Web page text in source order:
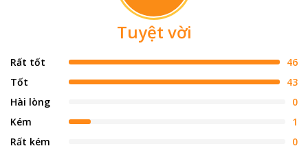
Tuyệt vời
Rất tốt
46
Tốt
43
Hài lòng
0
Kém
1
Rất kém
0